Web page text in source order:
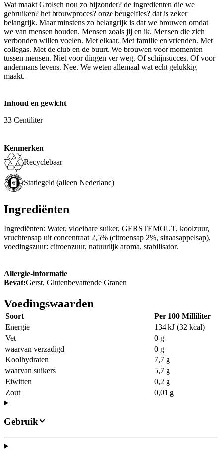
Wat maakt Grolsch nou zo bijzonder? de ingredienten die we
gebruiken? het brouwproces? onze beugelfles? dat is zeker
belangrijk. Maar minstens zo belangrijk is dat we brouwen omdat
we van mensen houden. Mensen zoals jij en ik. Mensen die zich
verbonden willen voelen. Met elkaar. Met familie en vrienden. Met
collegas. Met de club en de buurt. We brouwen voor momenten
tussen mensen. Niet voor dingen ver weg. Of schijnsucces. Of voor
andermans levens. Nee. We weten allemaal wat echt gelukkig
maakt.
Inhoud en gewicht
33 Centiliter
Kenmerken
Recyclebaar
Statiegeld (alleen Nederland)
Ingrediënten
Ingrediënten: Water, vloeibare suiker, GERSTEMOUT, koolzuur,
vruchtensap uit concentraat 2,5% (citroensap 2%, sinaasappelsap),
voedingszuur: citroenzuur, natuurlijk aroma, stabilisator.
Allergie-informatie
Bevat:Gerst, Glutenbevattende Granen
Voedingswaarden
Soort
Per 100 Milliliter
Energie
134 kJ (32 kcal)
Vet
0 g
waarvan verzadigd
0 g
Koolhydraten
7,7 g
waarvan suikers
5,7 g
Eiwitten
0,2 g
Zout
0,01 g
Gebruik